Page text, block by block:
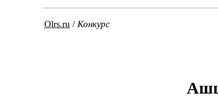
Olrs.ru / Конкурс